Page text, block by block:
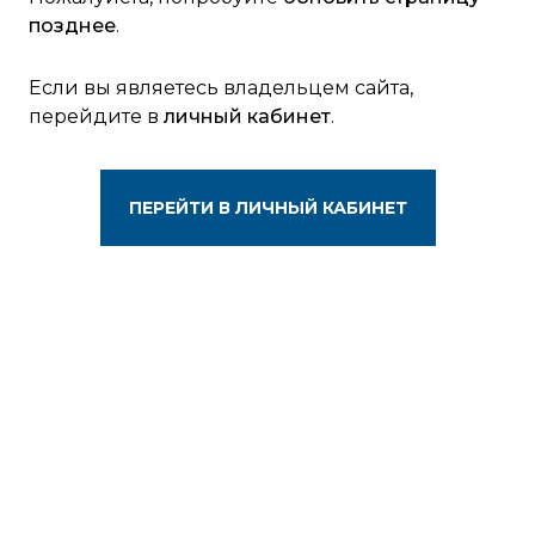
позднее.
Если вы являетесь владельцем сайта,
перейдите в личный кабинет.
ПЕРЕЙТИ В ЛИЧНЫЙ КАБИНЕТ